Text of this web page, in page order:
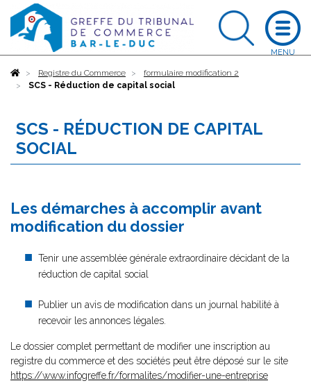
AccueilRegistre du Commerce
formulaire modification 2
SCS - Réduction de capital social
SCS - RÉDUCTION DE CAPITAL
SOCIAL
Les démarches à accomplir avant
modification du dossier
Tenir une assemblée générale extraordinaire décidant de la
réduction de capital social
Publier un avis de modification dans un journal habilité à
recevoir les annonces légales.
Le dossier complet permettant de modifier une inscription au
registre du commerce et des sociétés peut être déposé sur le site
https://www.infogreffe.fr/formalites/modifier-une-entreprise